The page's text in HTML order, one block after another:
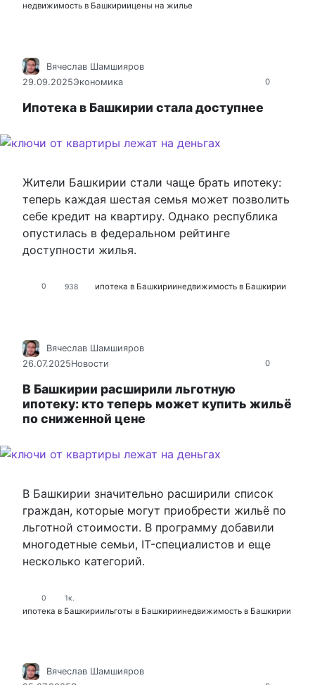
недвижимость в Башкириицены на жилье
0
Вячеслав Шамшияров
29.09.2025Экономика
Ипотека в Башкирии стала доступнее
Жители Башкирии стали чаще брать ипотеку:
теперь каждая шестая семья может позволить
себе кредит на квартиру. Однако республика
опустилась в федеральном рейтинге
доступности жилья.
0 938 ипотека в Башкириинедвижимость в Башкирии
0
Вячеслав Шамшияров
26.07.2025Новости
В Башкирии расширили льготную
ипотеку: кто теперь может купить жильё
по сниженной цене
В Башкирии значительно расширили список
граждан, которые могут приобрести жильё по
льготной стоимости. В программу добавили
многодетные семьи, IT-специалистов и еще
несколько категорий.
0 1к.
ипотека в Башкириильготы в Башкириинедвижимость в Башкирии
Вячеслав Шамшияров